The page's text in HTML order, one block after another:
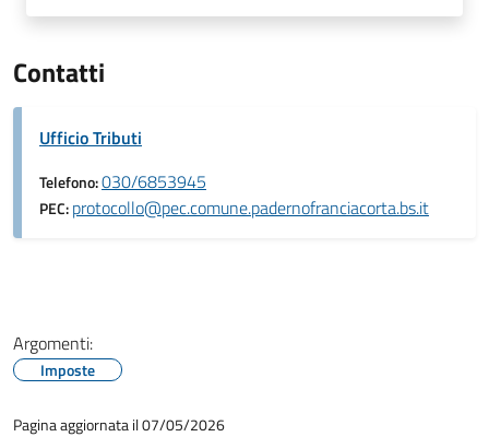
Contatti
Ufficio Tributi
Telefono:030/6853945
PEC:protocollo@pec.comune.padernofranciacorta.bs.it
Argomenti:
Imposte
Pagina aggiornata il 07/05/2026